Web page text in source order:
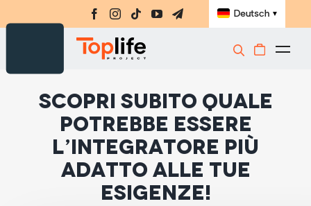
to
Deutsch ▼
Amino-MAP
Challenge
Scopri subito quale
potrebbe essere
l’integratore più
adatto alle tue
esigenze!